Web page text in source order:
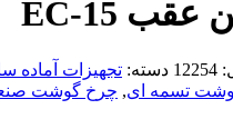
12254 دسته: تجهیزات آماده
تسمه ای, چرخ گوشت